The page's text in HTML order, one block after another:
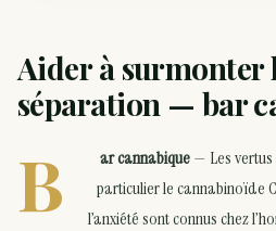
Aider à surmonter
séparation — bar
B ar cannabique— Les
particulier le cannabinoïde
l’anxiété sont connus chez